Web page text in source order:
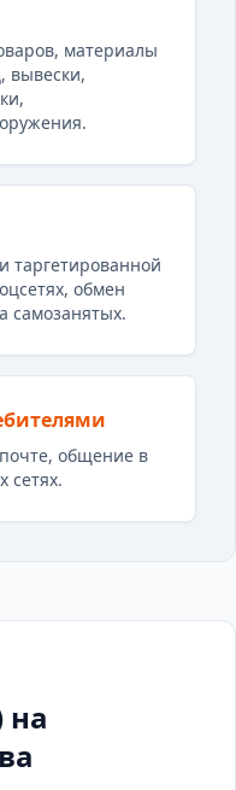
материалы
вывески,
таргетированной
обмен
самозанятых.
общение в
сетях.
на